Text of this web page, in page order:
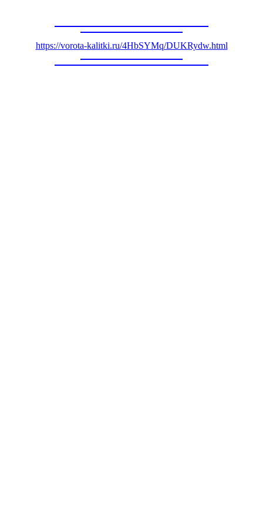
https://vorota-kalitki.ru/4HbSYMq/DUKRydw.html